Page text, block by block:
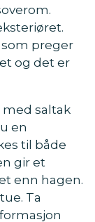
preger
og det er
saltak
en
til både
gir et
enn hagen.
Ta